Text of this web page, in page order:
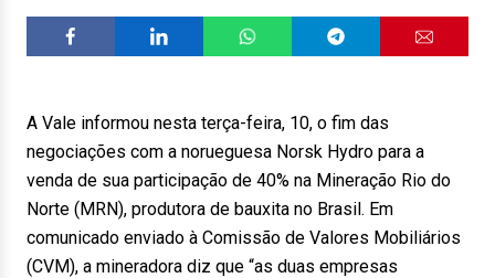
A Vale informou nesta terça-feira, 10, o fim das
negociações com a norueguesa Norsk Hydro para a
venda de sua participação de 40% na Mineração Rio do
Norte (MRN), produtora de bauxita no Brasil. Em
comunicado enviado à Comissão de Valores Mobiliários
(CVM), a mineradora diz que “as duas empresas